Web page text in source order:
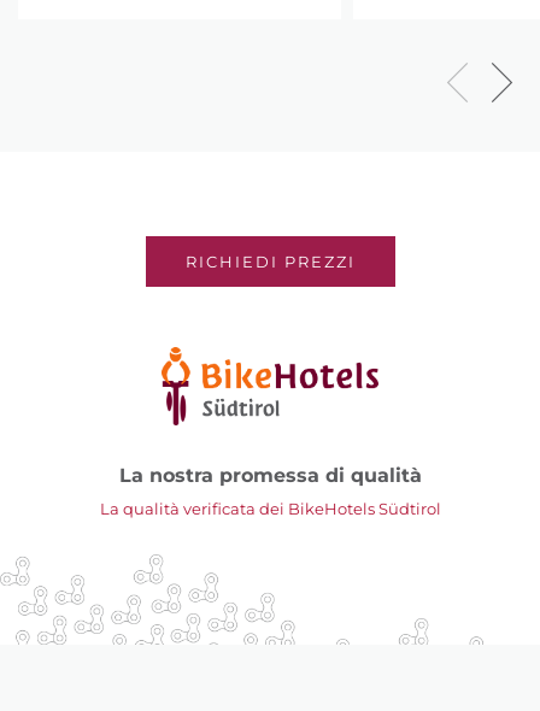
RICHIEDI PREZZI
La nostra promessa di qualità
La qualità verificata dei BikeHotels Südtirol